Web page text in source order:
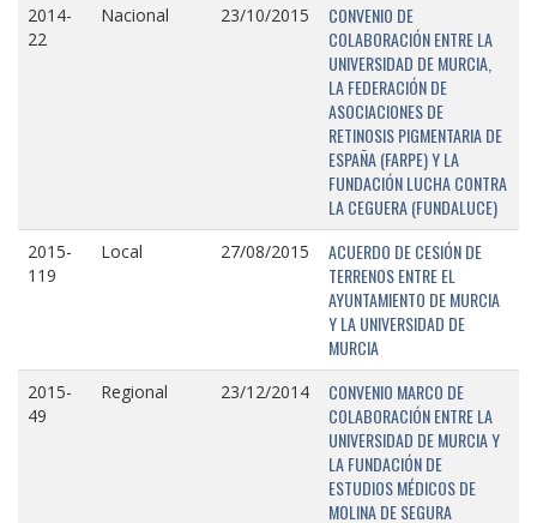
2014-
22
Nacional 23/10/2015
CONVENIO DE
COLABORACIÓN ENTRE LA
UNIVERSIDAD DE MURCIA,
LA FEDERACIÓN DE
ASOCIACIONES DE
RETINOSIS PIGMENTARIA DE
ESPAÑA (FARPE) Y LA
FUNDACIÓN LUCHA CONTRA
LA CEGUERA (FUNDALUCE)
2015-
119
Local 27/08/2015
ACUERDO DE CESIÓN DE
TERRENOS ENTRE EL
AYUNTAMIENTO DE MURCIA
Y LA UNIVERSIDAD DE
MURCIA
2015-
49
Regional 23/12/2014
CONVENIO MARCO DE
COLABORACIÓN ENTRE LA
UNIVERSIDAD DE MURCIA Y
LA FUNDACIÓN DE
ESTUDIOS MÉDICOS DE
MOLINA DE SEGURA